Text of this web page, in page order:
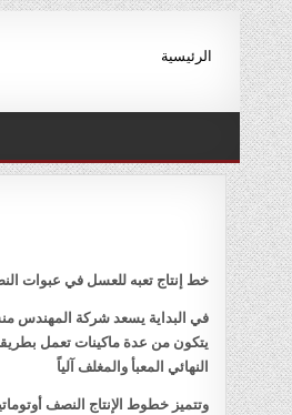
Skip
to
content
الرئيسية
خط إنتاج تعبه للعسل في عبوات
في البداية يسعد شركة المهندس
يتكون من عدة ماكينات تعمل
النهائي المعبأ والمغلف آلياً
وتتميز خطوط الإنتاج النصف